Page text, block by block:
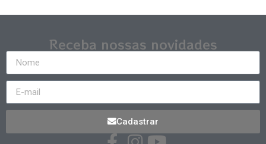
Receba nossas novidades
Cadastrar